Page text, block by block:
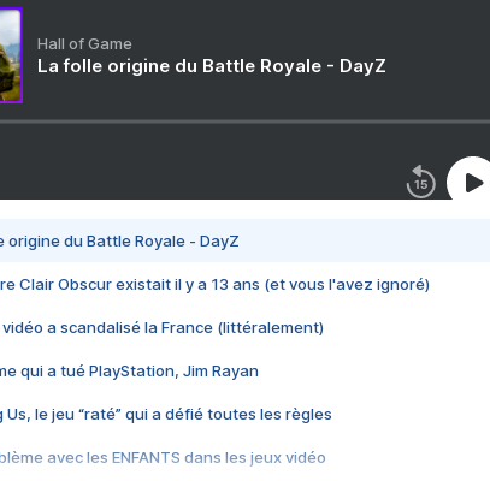
Hall of Game
La folle origine du Battle Royale - DayZ
origine du Battle Royale - DayZ
Clair Obscur existait il y a 13 ans (et vous l'avez ignoré)
a scandalisé la France (littéralement)
qui a tué PlayStation, Jim Rayan
Us, le jeu “raté” qui a défié toutes les règles
avec les ENFANTS dans les jeux vidéo